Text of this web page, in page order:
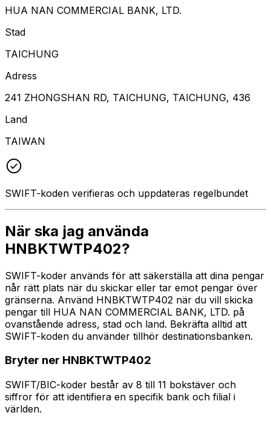
HUA NAN COMMERCIAL BANK, LTD.
Stad
TAICHUNG
Adress
241 ZHONGSHAN RD, TAICHUNG, TAICHUNG, 436
Land
TAIWAN
SWIFT-koden verifieras och uppdateras regelbundet
När ska jag använda
HNBKTWTP402?
SWIFT-koder används för att säkerställa att dina pengar
når rätt plats när du skickar eller tar emot pengar över
gränserna. Använd HNBKTWTP402 när du vill skicka
pengar till HUA NAN COMMERCIAL BANK, LTD. på
ovanstående adress, stad och land. Bekräfta alltid att
SWIFT-koden du använder tillhör destinationsbanken.
Bryter ner HNBKTWTP402
SWIFT/BIC-koder består av 8 till 11 bokstäver och
siffror för att identifiera en specifik bank och filial i
världen.